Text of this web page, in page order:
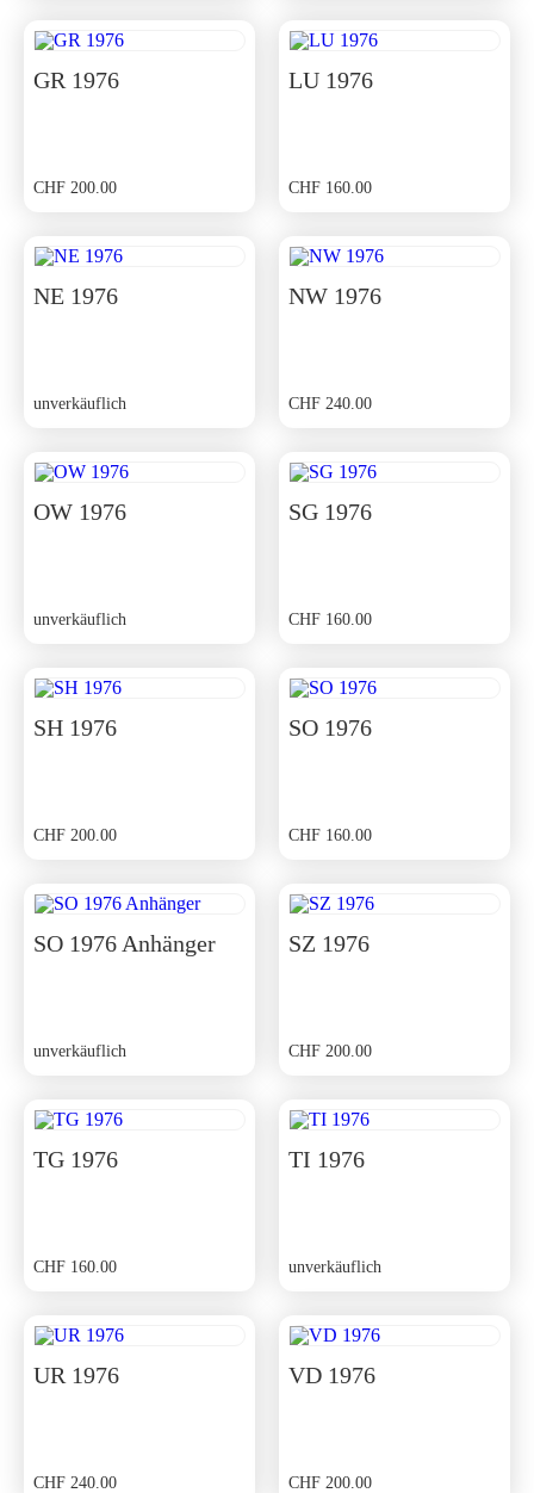
GR 1976
CHF 200.00
LU 1976
CHF 160.00
NE 1976
unverkäuflich
NW 1976
CHF 240.00
OW 1976
unverkäuflich
SG 1976
CHF 160.00
SH 1976
CHF 200.00
SO 1976
CHF 160.00
SO 1976 Anhänger
unverkäuflich
SZ 1976
CHF 200.00
TG 1976
CHF 160.00
TI 1976
unverkäuflich
UR 1976
CHF 240.00
VD 1976
CHF 200.00